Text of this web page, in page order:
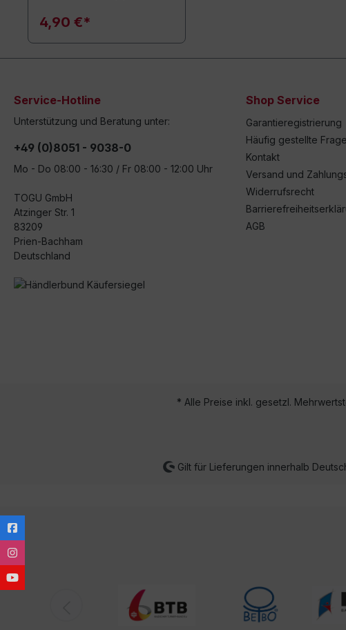
4,90 €*
Service-Hotline
Unterstützung und Beratung unter:
+49 (0)8051 - 9038-0
Mo - Do 08:00 - 16:30 / Fr 08:00 - 12:00 Uhr
TOGU GmbH
Atzinger Str. 1
83209
Prien-Bachham
Deutschland
Shop Service
Garantieregistrierung
Häufig gestellte
Kontakt
Versand und
Widerrufsrecht
AGB
* Alle Preise inkl. gesetzl.
Gilt für Lieferungen innerhalb